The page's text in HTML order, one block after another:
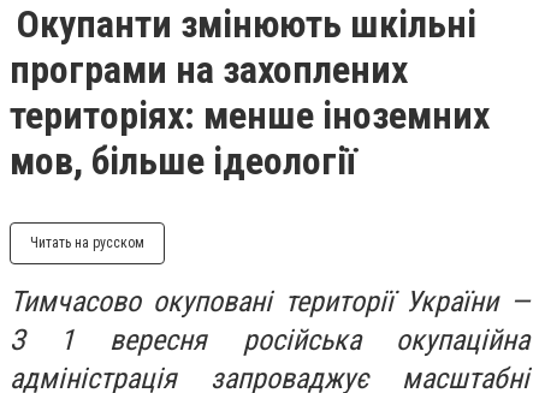
Окупанти змінюють шкільні
програми на захоплених
територіях: менше іноземних
мов, більше ідеології
Читать на русском
Тимчасово окуповані території України —
З 1 вересня російська окупаційна
адміністрація запроваджує масштабні